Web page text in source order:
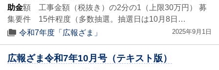
助金額 工事金額（税抜き）の2分の1（上限30万円） 募
集要件 15件程度（多数抽選。抽選日は10月8日…
令和7年度「広報ざま」
2025年9月1日
広報ざま令和7年10月号（テキスト版）